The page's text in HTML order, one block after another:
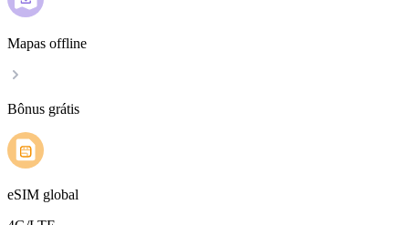
Mapas offline
Bônus grátis
eSIM global